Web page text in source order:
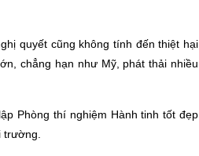
quyết cũng không tính đến thiệt hại
chẳng hạn như Mỹ, phát thải nhiều
Phòng thí nghiệm Hành tinh tốt đẹp